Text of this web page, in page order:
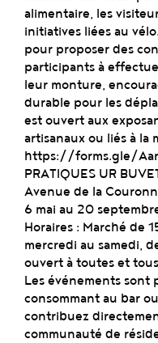
alimentaire, les
initiatives liées au
pour proposer des
participants à
leur monture,
durable pour les
est ouvert aux
artisanaux ou liés à la
https://forms.gle/
PRATIQUES UR
Avenue de la
6 mai au 20
Horaires : Marché de
mercredi au samedi,
ouvert à toutes et
Les événements sont
consommant au bar
contribuez
communauté de